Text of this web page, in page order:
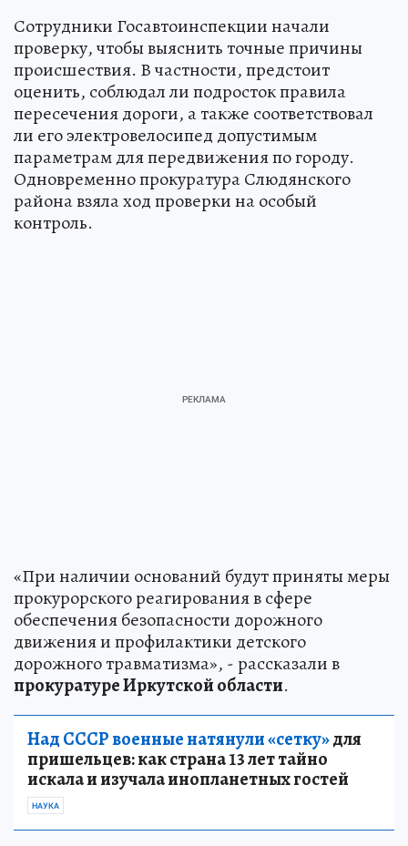
Сотрудники Госавтоинспекции начали
проверку, чтобы выяснить точные причины
происшествия. В частности, предстоит
оценить, соблюдал ли подросток правила
пересечения дороги, а также соответствовал
ли его электровелосипед допустимым
параметрам для передвижения по городу.
Одновременно прокуратура Слюдянского
района взяла ход проверки на особый
контроль.
«При наличии оснований будут приняты меры
прокурорского реагирования в сфере
обеспечения безопасности дорожного
движения и профилактики детского
дорожного травматизма», - рассказали в
прокуратуре Иркутской области.
Над СССР военные натянули «сетку»для
пришельцев: как страна 13 лет тайно
искала и изучала инопланетных гостей
НАУКА